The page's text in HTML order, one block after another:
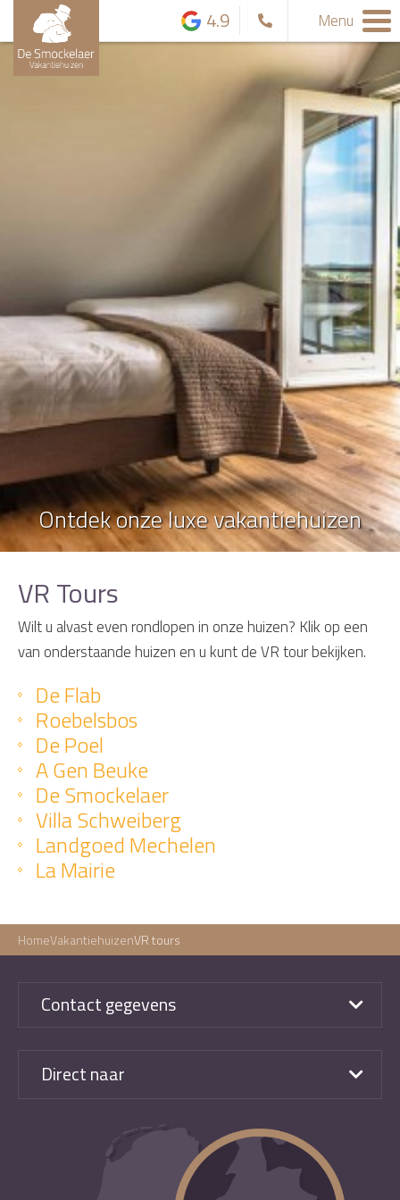
4.9 Menu
Ontdek onze luxe vakantiehuizen
VR Tours
Wilt u alvast even rondlopen in onze huizen? Klik op een
van onderstaande huizen en u kunt de VR tour bekijken.
De Flab
Roebelsbos
De Poel
A Gen Beuke
De Smockelaer
Villa Schweiberg
Landgoed Mechelen
La Mairie
HomeVakantiehuizenVR tours
Contact gegevens
Direct naar